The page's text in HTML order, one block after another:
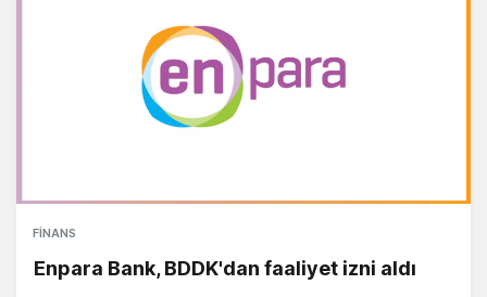
FINANS
Enpara Bank, BDDK'dan faaliyet izni aldı